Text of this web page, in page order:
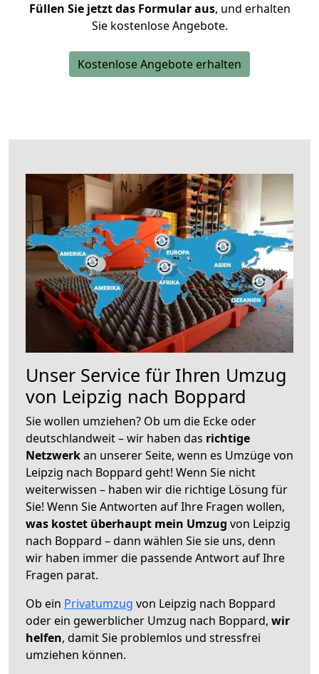
Füllen Sie jetzt das Formular aus, und erhalten
Sie kostenlose Angebote.
Kostenlose Angebote erhalten
Unser Service für Ihren Umzug
von Leipzig nach Boppard
Sie wollen umziehen? Ob um die Ecke oder
deutschlandweit – wir haben das richtige
Netzwerkan unserer Seite, wenn es Umzüge von
Leipzig nach Boppard geht! Wenn Sie nicht
weiterwissen – haben wir die richtige Lösung für
Sie! Wenn Sie Antworten auf Ihre Fragen wollen,
was kostet überhaupt mein Umzug von Leipzig
nach Boppard – dann wählen Sie sie uns, denn
wir haben immer die passende Antwort auf Ihre
Fragen parat.
Ob ein Privatumzug von Leipzig nach Boppard
oder ein gewerblicher Umzug nach Boppard, wir
helfen, damit Sie problemlos und stressfrei
umziehen können.